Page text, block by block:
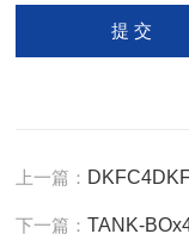
上一篇：
下一篇：TANK-